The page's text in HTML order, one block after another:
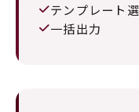
テンプレート
一括出力